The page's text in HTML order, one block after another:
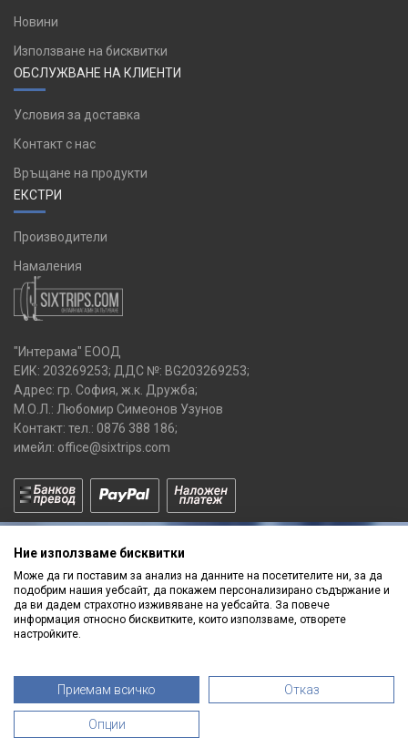
Новини
Използване на бисквитки
ОБСЛУЖВАНЕ НА КЛИЕНТИ
Условия за доставка
Контакт с нас
Връщане на продукти
ЕКСТРИ
Производители
Намаления
"Интерама" ЕООД
ЕИК: 203269253; ДДС №: BG203269253;
Адрес: гр. София, ж.к. Дружба;
М.О.Л.: Любомир Симеонов Узунов
Контакт: тел.: 0876 388 186;
имейл: office@sixtrips.com
Получавай нашите
ПРОМОЦИИ
Ние използваме бисквитки
Може да ги поставим за анализ на данните на посетителите ни, за да
подобрим нашия уебсайт, да покажем персонализирано съдържание и
да ви дадем страхотно изживяване на уебсайта. За повече
информация относно бисквитките, които използваме, отворете
настройките.
Приемам всичко Отказ
Опции